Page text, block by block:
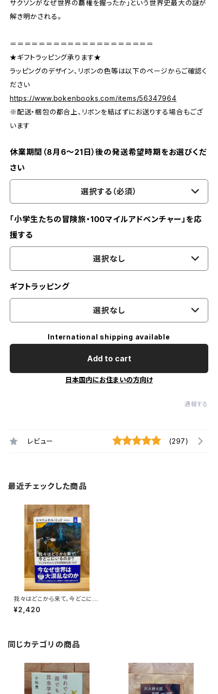
サクソンがなぜ世界の覇権を握ったか」という世界史最大の謎が
解き明かされる。
＝＝＝＝＝＝＝＝＝＝＝＝＝＝＝＝＝＝＝＝
★ギフトラッピング承ります★
ラッピングのデザイン、リボンの色等は以下のページからご確認く
ださい
https://www.bokenbooks.com/items/56347964
※配送・梱包の都合上、リボンを結ばずにお送りする場合もござ
います
休業期間（8月6〜21日）後の発送希望時期をお選びくだ
さい
選択する（必須）
「小学生たちの冒険旅・100マイルアドベンチャー」を応
援する
選択なし
ギフトラッピング
選択なし
International shipping available
Add to cart
日本国内にお住まいの方向け
通報する
レビュー (297)
最近チェックした商品
我々はどこから来て、今どこにい
るのか？ 上
¥2,420
同じカテゴリの商品